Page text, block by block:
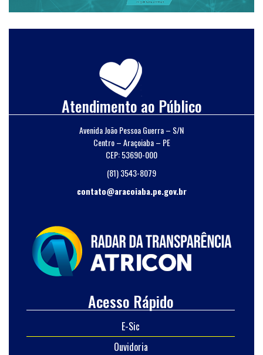
Atendimento ao Público
Avenida João Pessoa Guerra – S/N
Centro – Araçoiaba – PE
CEP: 53690-000
(81) 3543-8079
contato@aracoiaba.pe.gov.br
Acesso Rápido
E-Sic
Ouvidoria